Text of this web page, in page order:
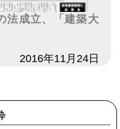
法成立、「建築大
2016年11月24日